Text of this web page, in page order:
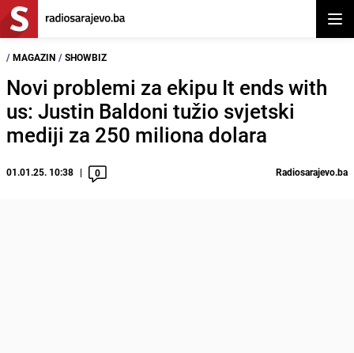
/ MAGAZIN / SHOWBIZ
Novi problemi za ekipu It ends with
us: Justin Baldoni tužio svjetski
mediji za 250 miliona dolara
01.01.25. 10:38 0 Radiosarajevo.ba